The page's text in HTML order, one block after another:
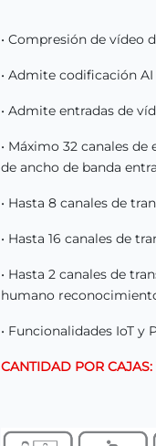
• Compresión de vídeo
• Admite codificación
• Admite entradas de
• Máximo 32 canales
de ancho de banda
• Hasta 8 canales de
• Hasta 16 canales de
• Hasta 2 canales de
humano
• Funcionalidades IoT y
CANTIDAD POR CAJAS: